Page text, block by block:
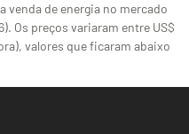
venda de energia no mercado
Os preços variaram entre US$
valores que ficaram abaixo